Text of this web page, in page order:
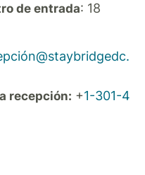
de entrada: 18
recepción: +1-301-4